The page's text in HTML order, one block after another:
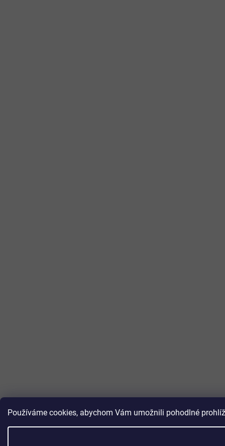
Používáme cookies, abychom Vám umožnili pohodlné